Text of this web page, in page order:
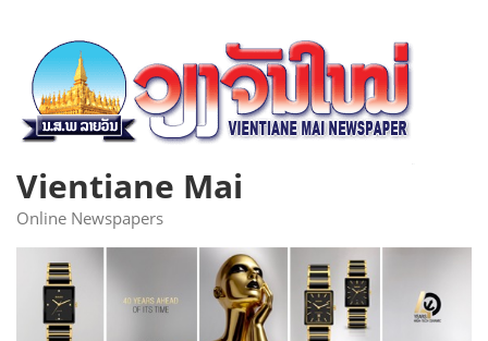
content
Vientiane Mai
Online Newspapers